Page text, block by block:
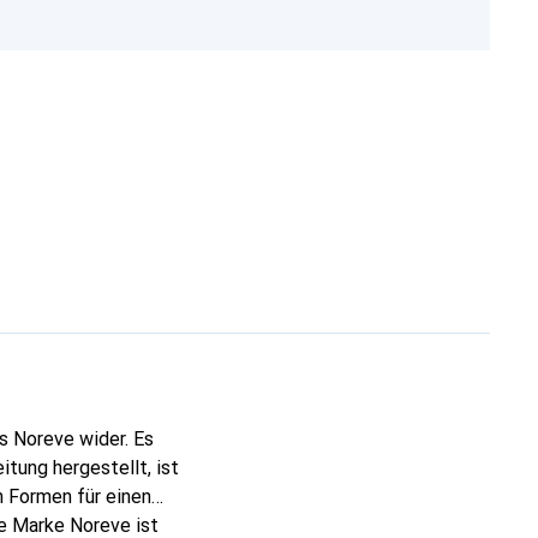
Noreve wider. Es
hergestellt, ist
Formen für einen
Marke Noreve ist